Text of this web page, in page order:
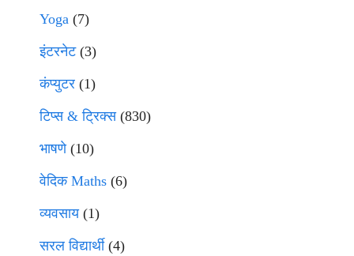
Yoga (7)
इंटरनेट(3)
कंप्युटर (1)
टिप्स & ट्रिक्स(830)
भाषणे(10)
वेदिक Maths (6)
व्यवसाय(1)
सरल विद्यार्थी(4)